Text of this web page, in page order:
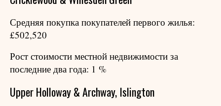
Средняя покупка покупателей первого жилья:
£502,520
Рост стоимости местной недвижимости за
последние два года: 1 %
Upper Holloway & Archway, Islington